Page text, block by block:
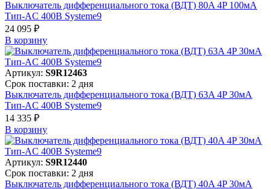
Выключатель дифференциального тока (ВДТ) 80A 4P 100мА
Тип-AC 400В Systeme9
24 095 ₽
В корзинy
Артикул: S9R12463
Срок поставки: 2 дня
Выключатель дифференциального тока (ВДТ) 63A 4P 30мА
Тип-AC 400В Systeme9
14 335 ₽
В корзинy
Артикул: S9R12440
Срок поставки: 2 дня
Выключатель дифференциального тока (ВДТ) 40A 4P 30мА